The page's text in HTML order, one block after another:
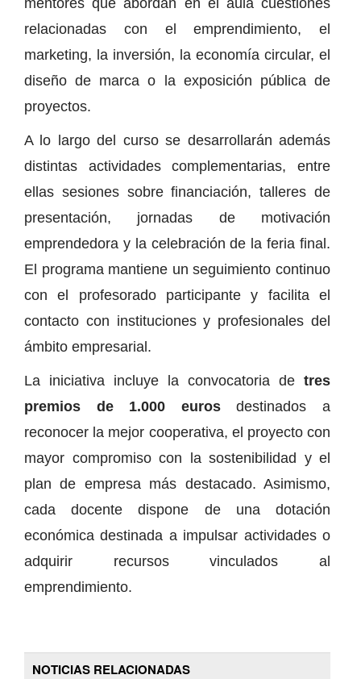
relacionadas con el emprendimiento, el
marketing, la inversión, la economía circular, el
diseño de marca o la exposición pública de
proyectos.
A lo largo del curso se desarrollarán además
distintas actividades complementarias, entre
ellas sesiones sobre financiación, talleres de
presentación, jornadas de motivación
emprendedora y la celebración de la feria final.
El programa mantiene un seguimiento continuo
con el profesorado participante y facilita el
contacto con instituciones y profesionales del
ámbito empresarial.
La iniciativa incluye la convocatoria de tres
premios de 1.000 eurosdestinados a
reconocer la mejor cooperativa, el proyecto con
mayor compromiso con la sostenibilidad y el
plan de empresa más destacado. Asimismo,
cada docente dispone de una dotación
económica destinada a impulsar actividades o
adquirir recursos vinculados al
emprendimiento.
NOTICIAS RELACIONADAS